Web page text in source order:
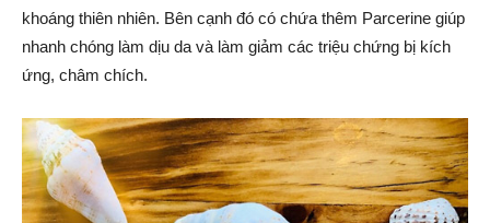
khoáng thiên nhiên. Bên cạnh đó có chứa thêm Parcerine giúp
nhanh chóng làm dịu da và làm giảm các triệu chứng bị kích
ứng, châm chích.